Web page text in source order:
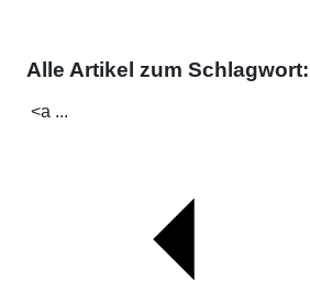
Alle Artikel zum Schlagwort:
<a ...